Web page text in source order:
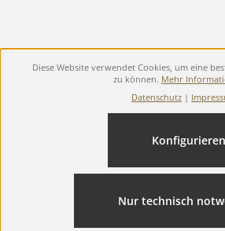
Diese Website verwendet Cookies, um eine
zu können. Mehr
Datenschutz |
Nur technisch
Konfigurieren